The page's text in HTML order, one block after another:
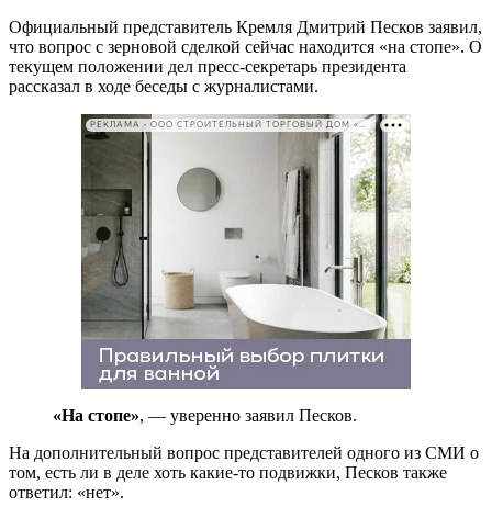
Официальный представитель Кремля Дмитрий Песков заявил,
что вопрос с зерновой сделкой сейчас находится «на стопе». О
текущем положении дел пресс-секретарь президента
рассказал в ходе беседы с журналистами.
РЕКЛАМА • ООО СТРОИТЕЛЬНЫЙ ТОРГОВЫЙ ДОМ «ПЕТРОВИЧ». ИНН: 7802348846
«На стопе», — уверенно заявил Песков.
На дополнительный вопрос представителей одного из СМИ о
том, есть ли в деле хоть какие-то подвижки, Песков также
ответил: «нет».